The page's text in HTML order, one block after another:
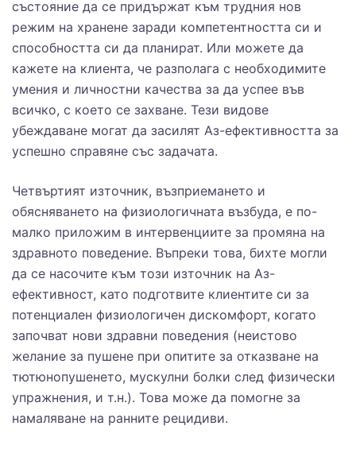
състояние да се придържат към трудния нов
режим на хранене заради компетентността си и
способността си да планират. Или можете да
кажете на клиента, че разполага с необходимите
умения и личностни качества за да успее във
всичко, с което се захване. Тези видове
убеждаване могат да засилят Аз-ефективността за
успешно справяне със задачата.
Четвъртият източник, възприемането и
обясняването на физиологичната възбуда, е по-
малко приложим в интервенциите за промяна на
здравното поведение. Въпреки това, бихте могли
да се насочите към този източник на Аз-
ефективност, като подготвите клиентите си за
потенциален физиологичен дискомфорт, когато
започват нови здравни поведения (неистово
желание за пушене при опитите за отказване на
тютюнопушенето, мускулни болки след физически
упражнения, и т.н.). Това може да помогне за
намаляване на ранните рецидиви.